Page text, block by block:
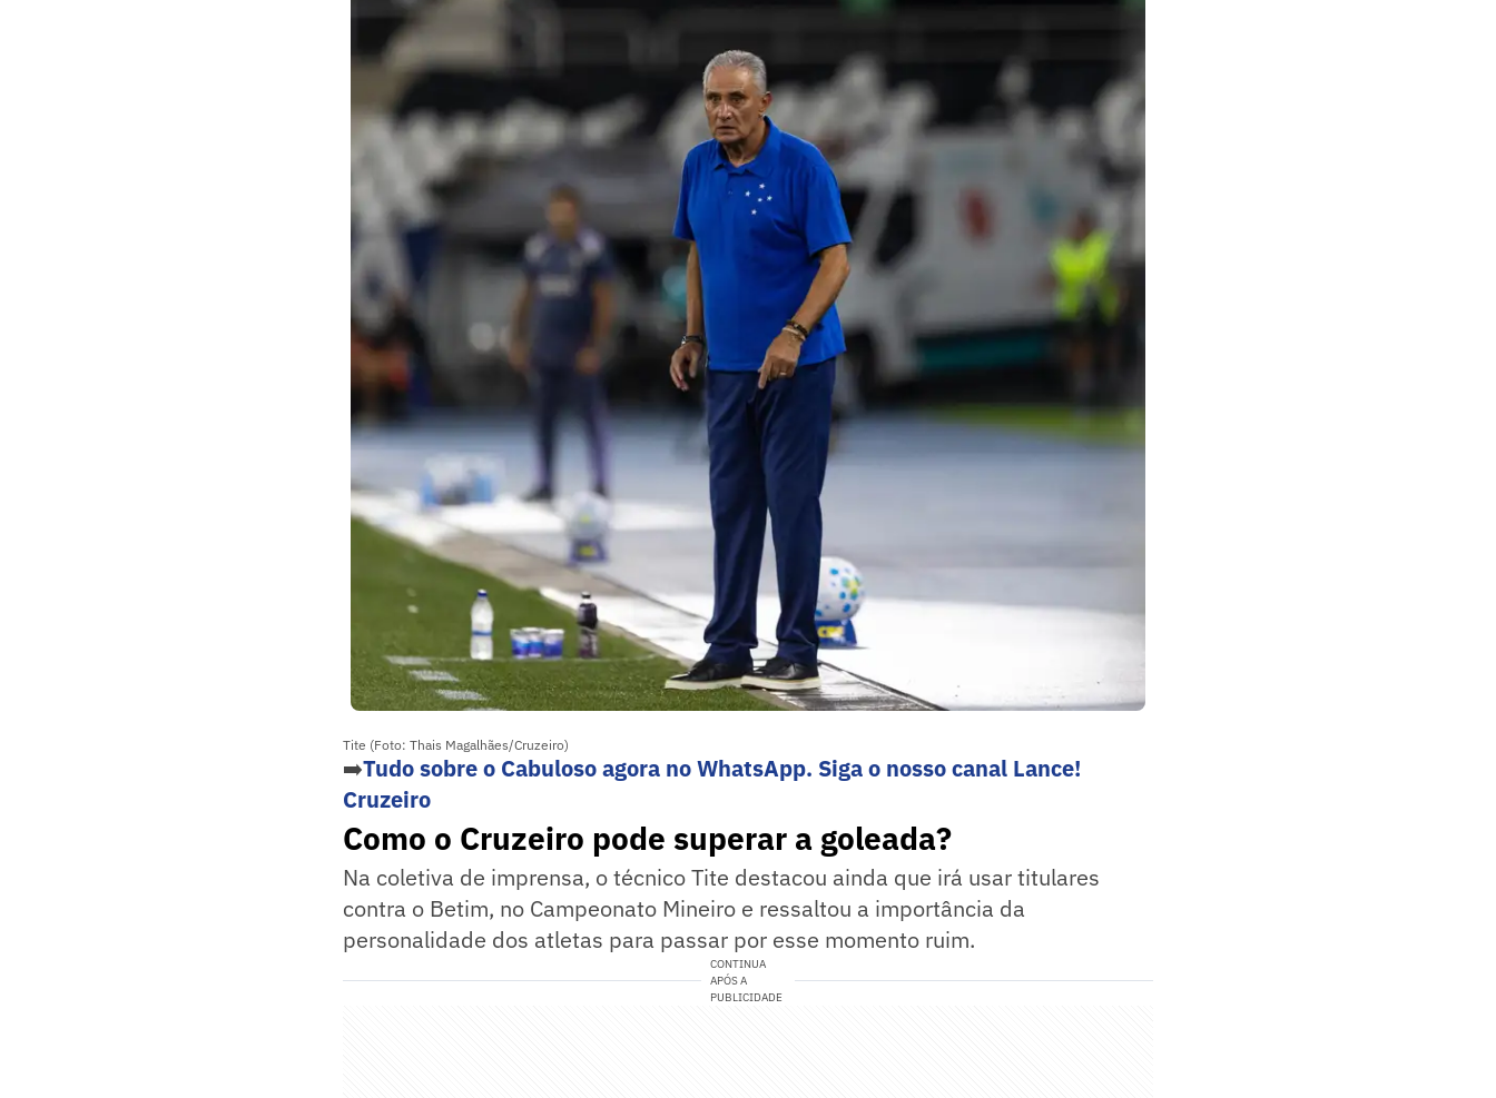
Tite (Foto: Thais Magalhães/Cruzeiro)
➡️Tudo sobre o Cabuloso agora no WhatsApp. Siga o nosso canal Lance!
Cruzeiro
Como o Cruzeiro pode superar a goleada?
Na coletiva de imprensa, o técnico Tite destacou ainda que irá usar titulares
contra o Betim, no Campeonato Mineiro e ressaltou a importância da
personalidade dos atletas para passar por esse momento ruim.
CONTINUA
APÓS A
PUBLICIDADE